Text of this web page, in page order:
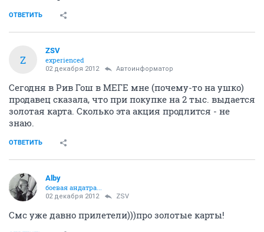
ОТВЕТИТЬ
Z
ZSV
experienced
02 декабря 2012 Автоинформатор
Сегодня в Рив Гош в МЕГЕ мне (почему-то на ушко)
продавец сказала, что при покупке на 2 тыс. выдается
золотая карта. Сколько эта акция продлится - не
знаю.
ОТВЕТИТЬ
Alby
боевая андатра...
02 декабря 2012 ZSV
Смс уже давно прилетели)))про золотые карты!